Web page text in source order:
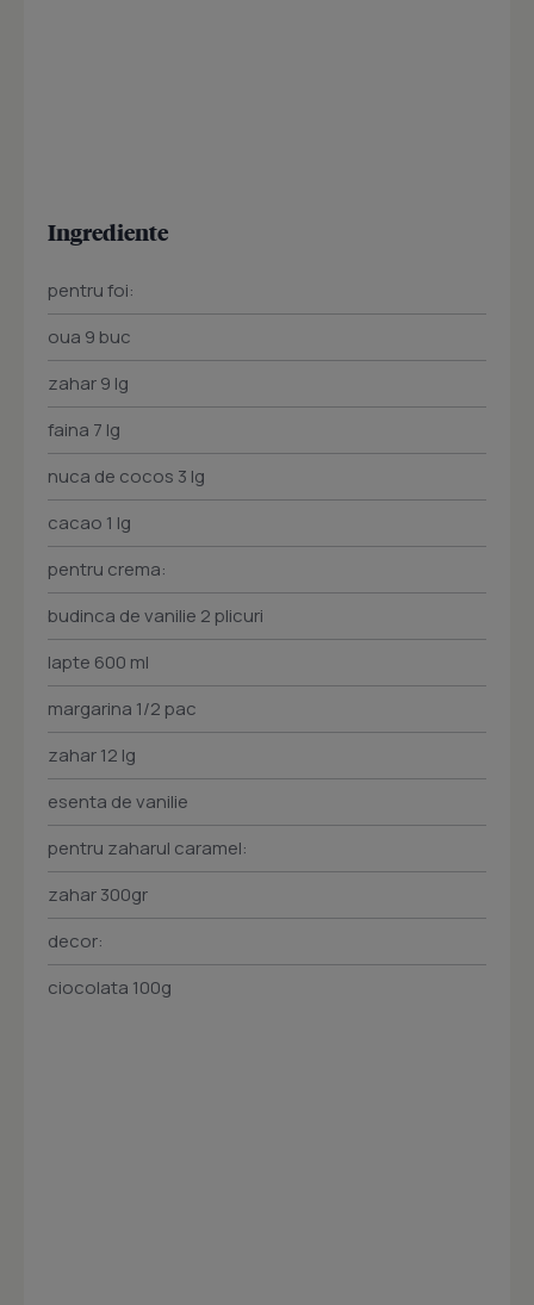
Ingrediente
pentru foi:
oua 9 buc
zahar 9 lg
faina 7 lg
nuca de cocos 3 lg
cacao 1 lg
pentru crema:
budinca de vanilie 2 plicuri
lapte 600 ml
margarina 1/2 pac
zahar 12 lg
esenta de vanilie
pentru zaharul caramel:
zahar 300gr
decor:
ciocolata 100g